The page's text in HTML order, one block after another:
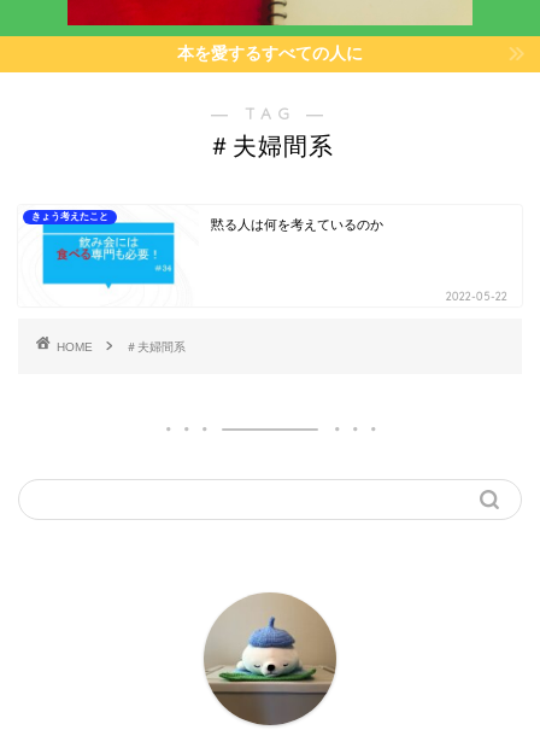
本を愛するすべての人に
― TAG ―
＃夫婦間系
きょう考えたこと
黙る人は何を考えているのか
2022-05-22
HOME ＃夫婦間系